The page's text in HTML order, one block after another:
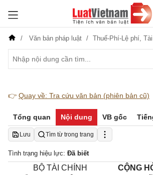
Văn bản pháp luật Thuế-Phí-Lệ phí,
👉 Quay về: Tra cứu văn bản (phiên bản cũ)
Tổng quan Nội dung VB gốc
Lưu Tìm từ trong trang
Tình trạng hiệu lực: Đã biết
BỘ TÀI CHÍNH
CỘNG